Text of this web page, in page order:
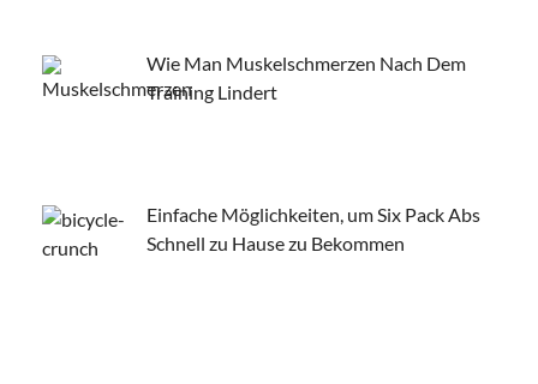
Wie Man Muskelschmerzen Nach Dem
Training Lindert
Einfache Möglichkeiten, um Six Pack Abs
Schnell zu Hause zu Bekommen